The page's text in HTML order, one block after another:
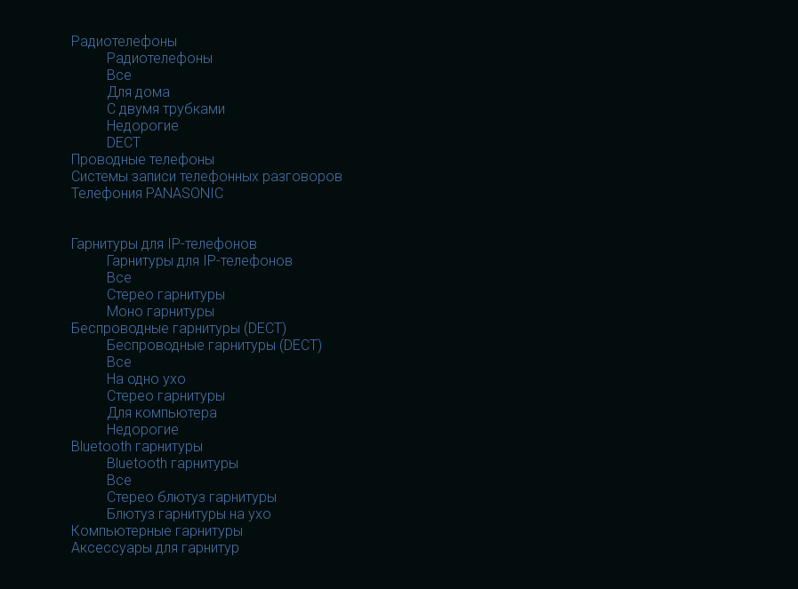
Радиотелефоны
Радиотелефоны
Все
Для дома
С двумя трубками
Недорогие
DECT
Проводные телефоны
Системы записи телефонных разговоров
Телефония PANASONIC
Гарнитуры для IP-телефонов
Гарнитуры для IP-телефонов
Все
Стерео гарнитуры
Моно гарнитуры
Беспроводные гарнитуры (DECT)
Беспроводные гарнитуры (DECT)
Все
На одно ухо
Стерео гарнитуры
Для компьютера
Недорогие
Bluetooth гарнитуры
Bluetooth гарнитуры
Все
Стерео блютуз гарнитуры
Блютуз гарнитуры на ухо
Компьютерные гарнитуры
Аксессуары для гарнитур